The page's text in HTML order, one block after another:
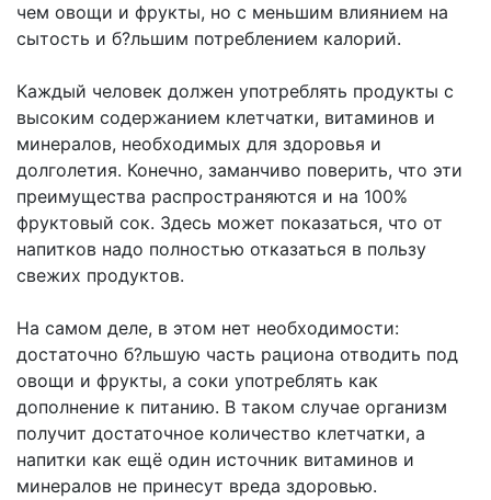
чем овощи и фрукты, но с меньшим влиянием на
сытость и б?льшим потреблением калорий.
Каждый человек должен употреблять продукты с
высоким содержанием клетчатки, витаминов и
минералов, необходимых для здоровья и
долголетия. Конечно, заманчиво поверить, что эти
преимущества распространяются и на 100%
фруктовый сок. Здесь может показаться, что от
напитков надо полностью отказаться в пользу
свежих продуктов.
На самом деле, в этом нет необходимости:
достаточно б?льшую часть рациона отводить под
овощи и фрукты, а соки употреблять как
дополнение к питанию. В таком случае организм
получит достаточное количество клетчатки, а
напитки как ещё один источник витаминов и
минералов не принесут вреда здоровью.